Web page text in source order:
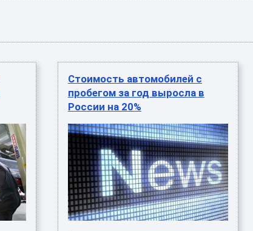
Стоимость автомобилей с
пробегом за год выросла в
России на 20%